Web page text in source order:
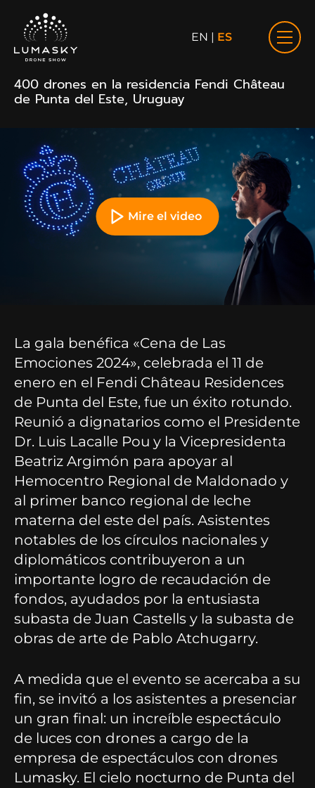
EN | ES
400 drones en la residencia Fendi Château
de Punta del Este, Uruguay
Mire el video
La gala benéfica «Cena de Las
Emociones 2024», celebrada el 11 de
enero en el Fendi Château Residences
de Punta del Este, fue un éxito rotundo.
Reunió a dignatarios como el Presidente
Dr. Luis Lacalle Pou y la Vicepresidenta
Beatriz Argimón para apoyar al
Hemocentro Regional de Maldonado y
al primer banco regional de leche
materna del este del país. Asistentes
notables de los círculos nacionales y
diplomáticos contribuyeron a un
importante logro de recaudación de
fondos, ayudados por la entusiasta
subasta de Juan Castells y la subasta de
obras de arte de Pablo Atchugarry.
A medida que el evento se acercaba a su
fin, se invitó a los asistentes a presenciar
un gran final: un increíble espectáculo
de luces con drones a cargo de la
empresa de espectáculos con drones
Lumasky. El cielo nocturno de Punta del